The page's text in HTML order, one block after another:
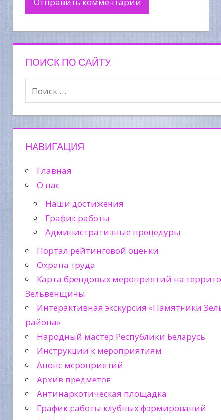
ПОИСК ПО САЙТУ
НАВИГАЦИЯ
Главная
О нас
Наши достижения
График работы
Административные процедуры
Портал рейтинговой оценки
Охрана труда
Карта брендовых мероприятий на
Зельвенщины
Интерактивная экскурсия «Памятники
района»
Народный мастер Республики Беларусь
Инструкции к мероприятиям
Анонс мероприятий
Архив предметов
Антинаркотическая площадка
График работы клубных формирований